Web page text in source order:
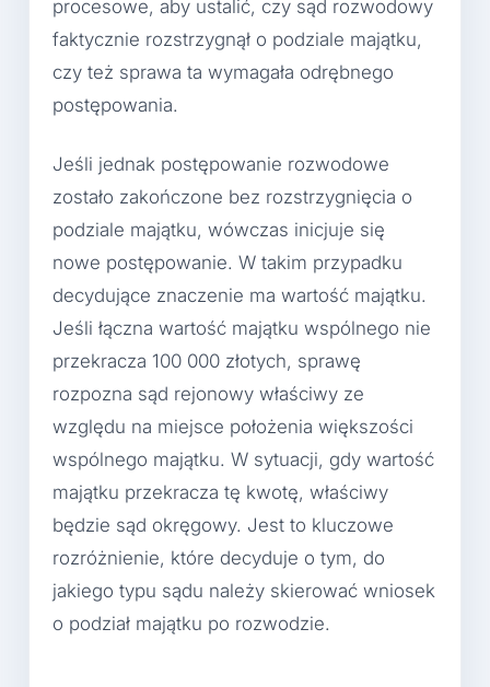
procesowe, aby ustalić, czy sąd rozwodowy
faktycznie rozstrzygnął o podziale majątku,
czy też sprawa ta wymagała odrębnego
postępowania.
Jeśli jednak postępowanie rozwodowe
zostało zakończone bez rozstrzygnięcia o
podziale majątku, wówczas inicjuje się
nowe postępowanie. W takim przypadku
decydujące znaczenie ma wartość majątku.
Jeśli łączna wartość majątku wspólnego nie
przekracza 100 000 złotych, sprawę
rozpozna sąd rejonowy właściwy ze
względu na miejsce położenia większości
wspólnego majątku. W sytuacji, gdy wartość
majątku przekracza tę kwotę, właściwy
będzie sąd okręgowy. Jest to kluczowe
rozróżnienie, które decyduje o tym, do
jakiego typu sądu należy skierować wniosek
o podział majątku po rozwodzie.